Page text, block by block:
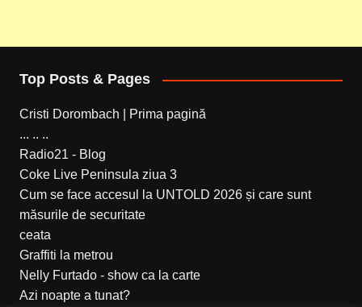
Top Posts & Pages
Cristi Dorombach | Prima pagină
... .. ..
Radio21 - Blog
Coke Live Peninsula ziua 3
Cum se face accesul la UNTOLD 2026 și care sunt
măsurile de securitate
ceata
Graffiti la metrou
Nelly Furtado - show ca la carte
Azi noapte a tunat?